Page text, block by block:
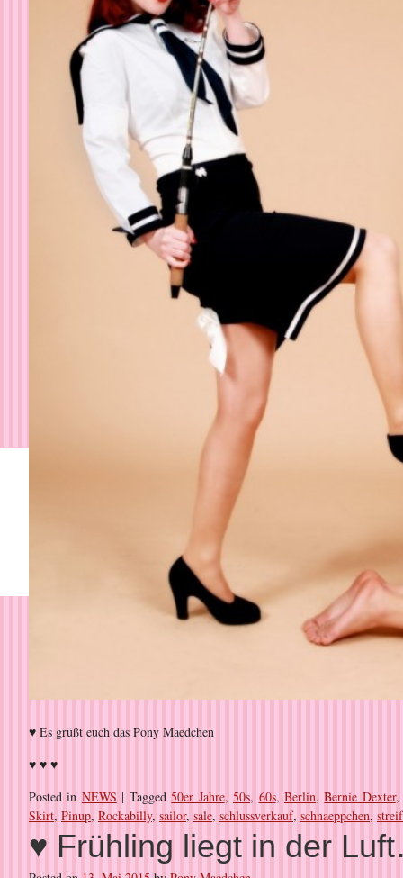
♥ Es grüßt euch das Pony Maedchen
♥ ♥ ♥
Posted in NEWS | Tagged 50er Jahre,50s, 60s, Berlin,Bernie Dexter
Skirt, Pinup, Rockabilly, sailor, sale, schlussverkauf, schnaeppchen,
♥ Frühling liegt in der